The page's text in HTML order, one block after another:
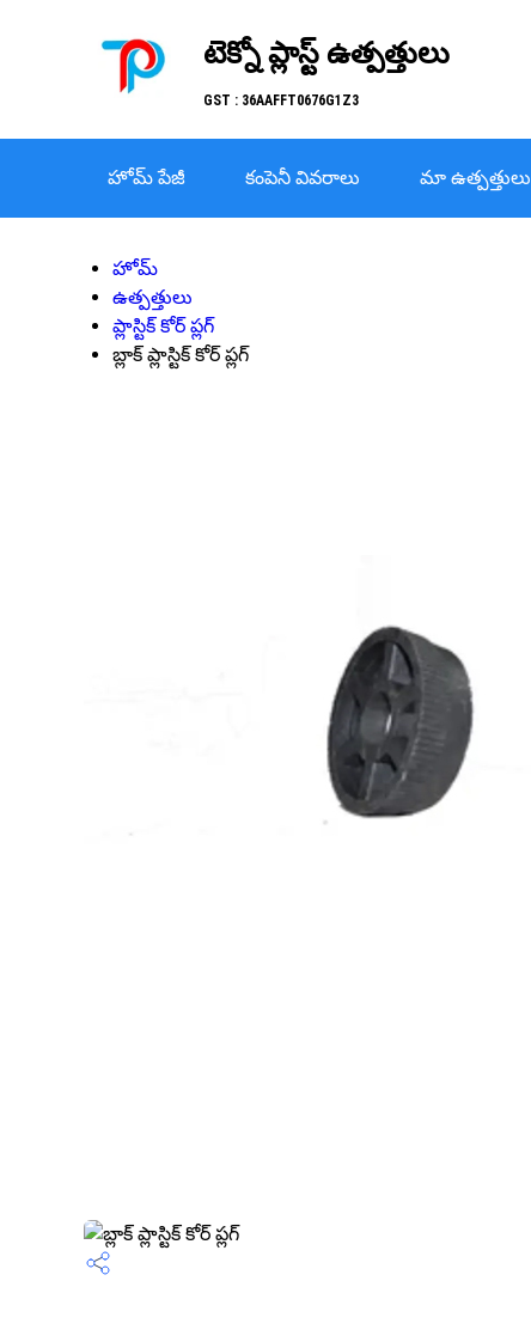
టెక్నో ప్లాస్ట్ ఉత్పత్తులు
GST : 36AAFFT0676G1Z3
హోమ్ పేజీ కంపెనీ వివరాలు మా ఉత్పత్తులు
హోమ్
ఉత్పత్తులు
ప్లాస్టిక్ కోర్ ప్లగ్
బ్లాక్ ప్లాస్టిక్ కోర్ ప్లగ్